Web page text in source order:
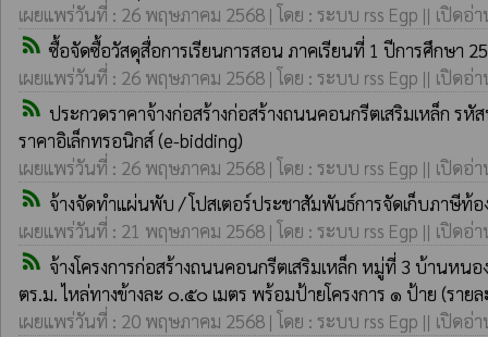
เผยแพร่วันที่ : 26 พฤษภาคม 2568 | โดย : ระบบ rss Egp || เปิดอ่
rss_feed ซื้อจัดซื้อวัสดุสื่อการเรียนการสอน ภาคเรียนที่ 1 ปีการศึกษา
เผยแพร่วันที่ : 26 พฤษภาคม 2568 | โดย : ระบบ rss Egp || เปิดอ่
rss_feed ประกวดราคาจ้างก่อสร้างก่อสร้างถนนคอนกรีตเสริมเหล็ก
ราคาอิเล็กทรอนิกส์ (e-bidding)
เผยแพร่วันที่ : 26 พฤษภาคม 2568 | โดย : ระบบ rss Egp || เปิดอ่
rss_feed จ้างจัดทำแผ่นพับ / โปสเตอร์ประชาสัมพันธ์การจัดเก็บภาษีท้อ
เผยแพร่วันที่ : 21 พฤษภาคม 2568 | โดย : ระบบ rss Egp || เปิดอ่
rss_feed จ้างโครงการก่อสร้างถนนคอนกรีตเสริมเหล็ก หมู่ที่ 3 บ้านห
ตร.ม. ไหล่ทางข้างละ ๐.๕๐ เมตร พร้อมป้ายโครงการ ๑ ป้าย (รา
เผยแพร่วันที่ : 20 พฤษภาคม 2568 | โดย : ระบบ rss Egp || เปิดอ่